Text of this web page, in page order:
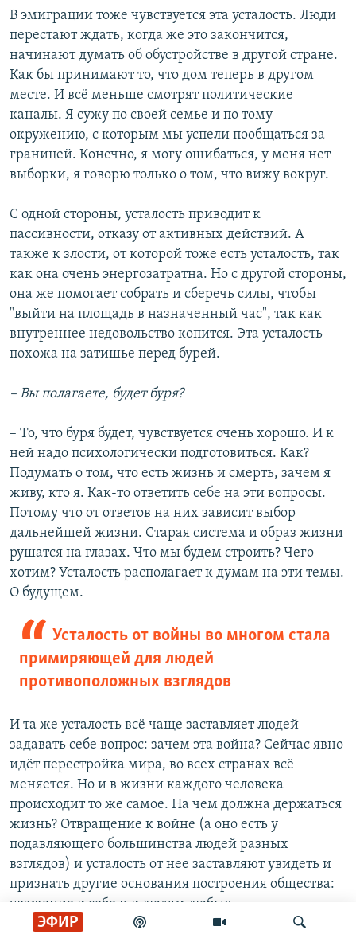
ЭФИР
В эмиграции тоже чувствуется эта усталость. Люди
перестают ждать, когда же это закончится,
начинают думать об обустройстве в другой стране.
Как бы принимают то, что дом теперь в другом
месте. И всё меньше смотрят политические
каналы. Я сужу по своей семье и по тому
окружению, с которым мы успели пообщаться за
границей. Конечно, я могу ошибаться, у меня нет
выборки, я говорю только о том, что вижу вокруг.
С одной стороны, усталость приводит к
пассивности, отказу от активных действий. А
также к злости, от которой тоже есть усталость, так
как она очень энергозатратна. Но с другой стороны,
она же помогает собрать и сберечь силы, чтобы
"выйти на площадь в назначенный час", так как
внутреннее недовольство копится. Эта усталость
похожа на затишье перед бурей.
– Вы полагаете, будет буря?
– То, что буря будет, чувствуется очень хорошо. И к
ней надо психологически подготовиться. Как?
Подумать о том, что есть жизнь и смерть, зачем я
живу, кто я. Как-то ответить себе на эти вопросы.
Потому что от ответов на них зависит выбор
дальнейшей жизни. Старая система и образ жизни
рушатся на глазах. Что мы будем строить? Чего
хотим? Усталость располагает к думам на эти темы.
О будущем.
Усталость от войны во многом стала
примиряющей для людей
противоположных взглядов
И та же усталость всё чаще заставляет людей
задавать себе вопрос: зачем эта война? Сейчас явно
идёт перестройка мира, во всех странах всё
меняется. Но и в жизни каждого человека
происходит то же самое. На чем должна держаться
жизнь? Отвращение к войне (а оно есть у
подавляющего большинства людей разных
взглядов) и усталость от нее заставляют увидеть и
признать другие основания построения общества:
уважение к себе и к людям любых
национальностей и взглядов, интерес к себе и друг